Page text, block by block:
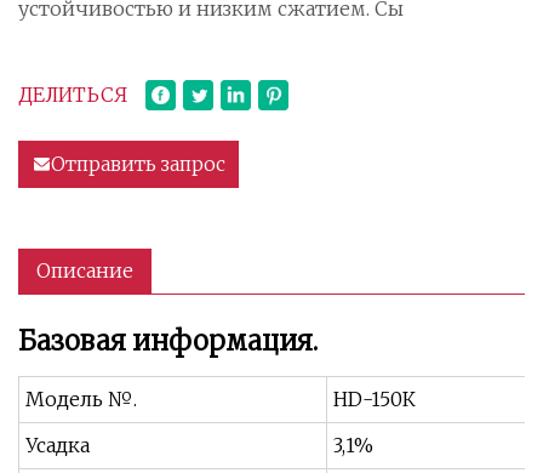
устойчивостью и низким сжатием. Сы
ДЕЛИТЬСЯ
Отправить запрос
Описание
Базовая информация.
Модель №.
HD-150К
Усадка
3,1%